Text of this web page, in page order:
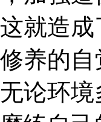
就造
养的
论环